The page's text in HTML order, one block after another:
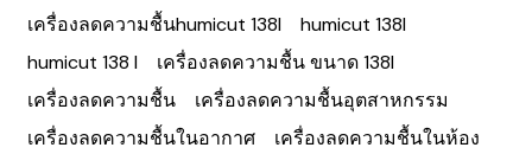
เครื่องลดความชื้นhumicut 138l
humicut 138l
humicut 138 l
เครื่องลดความชื้น ขนาด 138l
เครื่องลดความชื้น
เครื่องลดความชื้นอุตสาหกรรม
เครื่องลดความชื้นในอากาศ
เครื่องลดความชื้นในห้อง